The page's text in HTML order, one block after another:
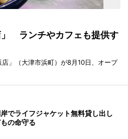
」 ランチやカフェも提供す
」（大津市浜町）が8月10日、オープ
でライフジャケット無料貸し出し
の命守る